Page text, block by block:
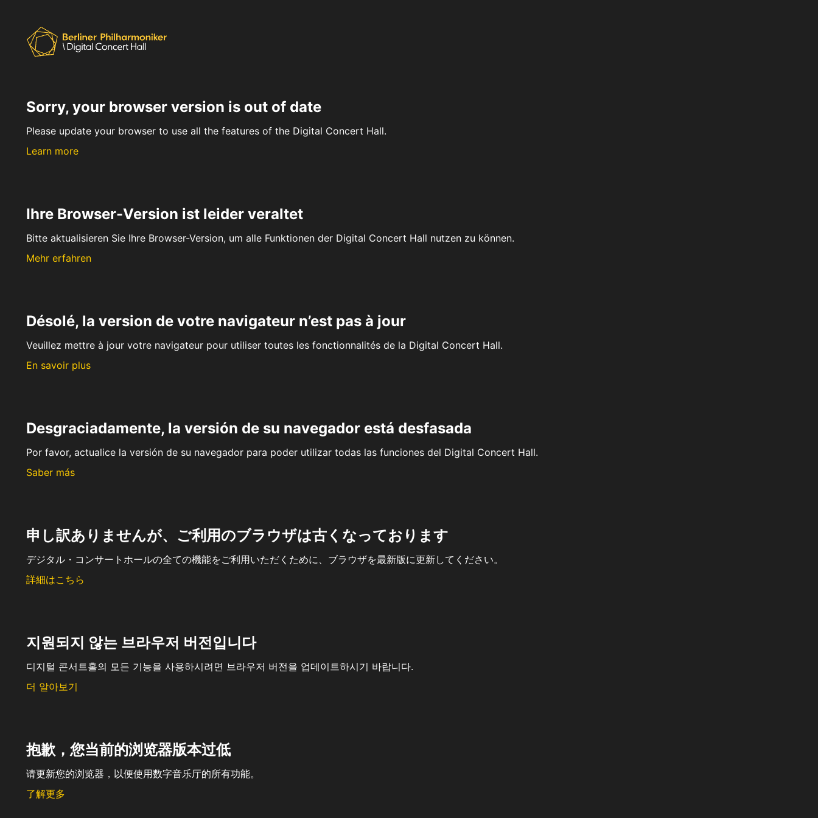
Sorry, your browser version is out of date
Please update your browser to use all the features of the Digital Concert Hall.
Learn more
Ihre Browser-Version ist leider veraltet
Bitte aktualisieren Sie Ihre Browser-Version, um alle Funktionen der Digital Concert Hall nutzen zu können.
Mehr erfahren
Désolé, la version de votre navigateur n’est pas à jour
Veuillez mettre à jour votre navigateur pour utiliser toutes les fonctionnalités de la Digital Concert Hall.
En savoir plus
Desgraciadamente, la versión de su navegador está desfasada
Por favor, actualice la versión de su navegador para poder utilizar todas las funciones del Digital Concert Hall.
Saber más
申し訳ありませんが、ご利用のブラウザは古くなっております
デジタル・コンサートホールの全ての機能をご利用いただくために、ブラウザを最新版に更新してください。
詳細はこちら
지원되지 않는 브라우저 버전입니다
디지털 콘서트홀의 모든 기능을 사용하시려면 브라우저 버전을 업데이트하시기 바랍니다.
더 알아보기
抱歉，您当前的浏览器版本过低
请更新您的浏览器，以便使用数字音乐厅的所有功能。
了解更多